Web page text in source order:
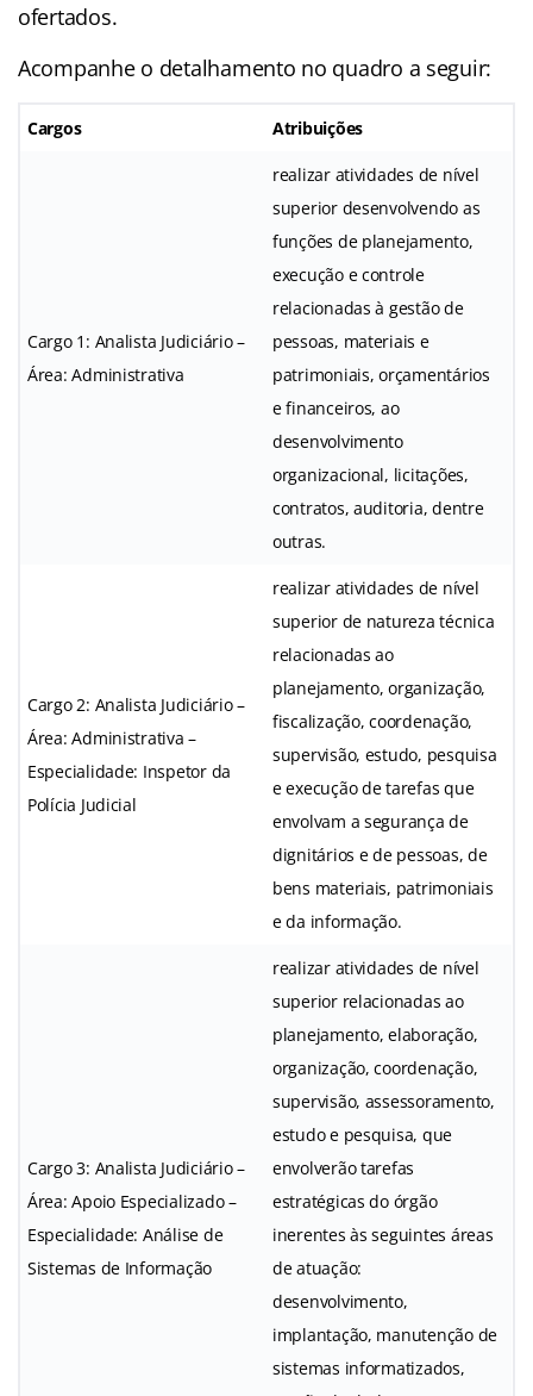
ofertados.
Acompanhe o detalhamento no quadro a seguir:
Cargos Atribuições
Cargo 1: Analista Judiciário –
Área: Administrativa
realizar atividades de nível
superior desenvolvendo as
funções de planejamento,
execução e controle
relacionadas à gestão de
pessoas, materiais e
patrimoniais, orçamentários
e financeiros, ao
desenvolvimento
organizacional, licitações,
contratos, auditoria, dentre
outras.
Cargo 2: Analista Judiciário –
Área: Administrativa –
Especialidade: Inspetor da
Polícia Judicial
realizar atividades de nível
superior de natureza técnica
relacionadas ao
planejamento, organização,
fiscalização, coordenação,
supervisão, estudo, pesquisa
e execução de tarefas que
envolvam a segurança de
dignitários e de pessoas, de
bens materiais, patrimoniais
e da informação.
Cargo 3: Analista Judiciário –
Área: Apoio Especializado –
Especialidade: Análise de
Sistemas de Informação
realizar atividades de nível
superior relacionadas ao
planejamento, elaboração,
organização, coordenação,
supervisão, assessoramento,
estudo e pesquisa, que
envolverão tarefas
estratégicas do órgão
inerentes às seguintes áreas
de atuação:
desenvolvimento,
implantação, manutenção de
sistemas informatizados,